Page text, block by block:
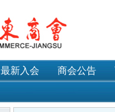
最新入会 商会公告